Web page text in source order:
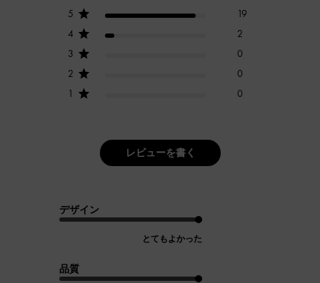
5
19
4
2
3
0
2
0
1
0
レビューを書く
デザイン
とてもよかった
品質